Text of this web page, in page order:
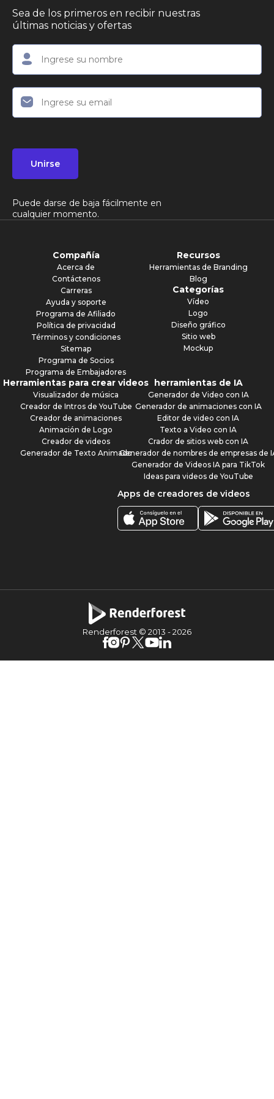
Sea de los primeros en recibir nuestras
últimas noticias y ofertas
Unirse
Puede darse de baja fácilmente en
cualquier momento.
Compañía
Acerca de
Contáctenos
Carreras
Ayuda y soporte
Programa de Afiliado
Política de privacidad
Términos y condiciones
Sitemap
Programa de Socios
Programa de Embajadores
Recursos
Herramientas de Branding
Blog
Categorías
Vídeo
Logo
Diseño gráfico
Sitio web
Mockup
Herramientas para crear videos
Visualizador de música
Creador de Intros de YouTube
Creador de animaciones
Animación de Logo
Creador de videos
Generador de Texto Animado
herramientas de IA
Generador de Video con IA
Generador de animaciones con IA
Editor de video con IA
Texto a Video con IA
Crador de sitios web con IA
Generador de nombres de empresas de
Generador de Videos IA para TikTok
Ideas para videos de YouTube
Apps de creadores de videos
Renderforest © 2013 -2026